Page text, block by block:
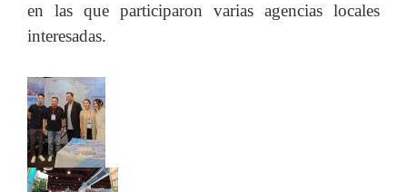
en las que participaron varias agencias locales
interesadas.